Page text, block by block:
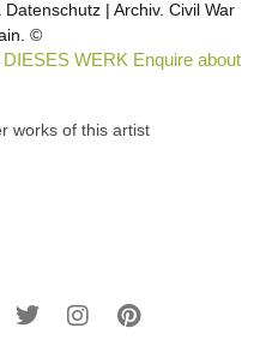
| Archiv. Civil War
©
WERK Enquire about
works of this artist